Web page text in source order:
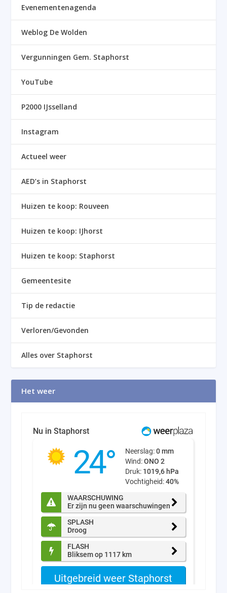
Evenementenagenda
Weblog De Wolden
Vergunningen Gem. Staphorst
YouTube
P2000 IJsselland
Instagram
Actueel weer
AED’s in Staphorst
Huizen te koop: Rouveen
Huizen te koop: IJhorst
Huizen te koop: Staphorst
Gemeentesite
Tip de redactie
Verloren/Gevonden
Alles over Staphorst
Het weer